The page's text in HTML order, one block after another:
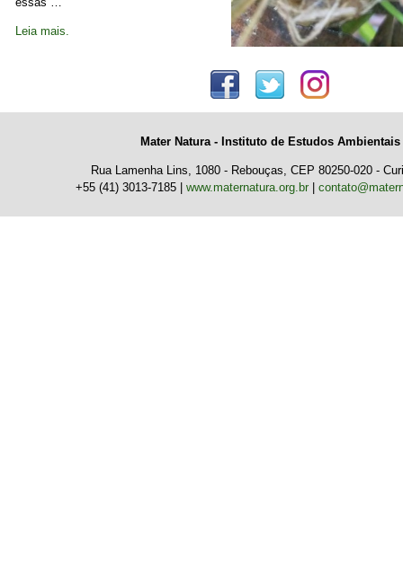
Leia mais.
Mater Natura - Instituto de Estudos Ambientais
Rua Lamenha Lins, 1080 - Rebouças, CEP 80250-020 -
+55 (41) 3013-7185 | www.maternatura.org.br